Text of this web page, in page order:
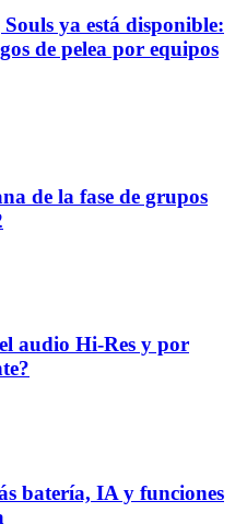
ya está disponible:
de pelea por equipos
de la fase de grupos
audio Hi-Res y por
batería, IA y funciones